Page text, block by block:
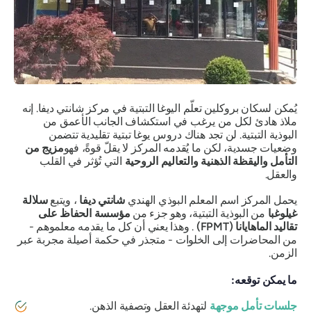
يُمكن لسكان بروكلين تعلّم اليوغا التبتية في مركز شانتي ديفا. إنه
ملاذ هادئ لكل من يرغب في استكشاف الجانب الأعمق من
البوذية التبتية. لن تجد هناك دروس يوغا تبتية تقليدية تتضمن
وضعيات جسدية، لكن ما يُقدمه المركز لا يقلّ قوةً، فهومزيج من
التأمل واليقظة الذهنية والتعاليم الروحيةالتي تُؤثر في القلب
والعقل.
يحمل المركز اسم المعلم البوذي الهنديشانتي ديفا، ويتبعسلالة
غيلوغبامن البوذية التبتية، وهو جزء منمؤسسة الحفاظ على
تقاليد الماهايانا (FPMT)
. وهذا يعني أن كل ما يقدمه معلموهم -
من المحاضرات إلى الخلوات - متجذر في حكمة أصيلة مجربة عبر
الزمن.
ما يمكن توقعه:
جلسات تأمل موجهةلتهدئة العقل وتصفية الذهن.